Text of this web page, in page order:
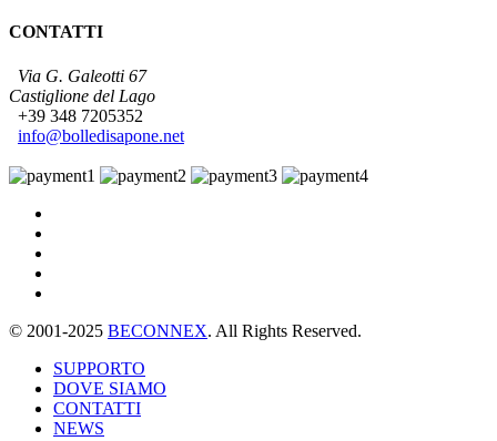
CONTATTI
Via G. Galeotti 67
Castiglione del Lago
+39 348 7205352
info@bolledisapone.net
© 2001-2025 BECONNEX. All Rights Reserved.
SUPPORTO
DOVE SIAMO
CONTATTI
NEWS